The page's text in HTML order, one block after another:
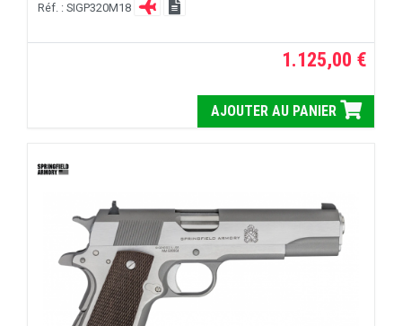
Réf. : SIGP320M18
1.125,00 €
AJOUTER AU PANIER